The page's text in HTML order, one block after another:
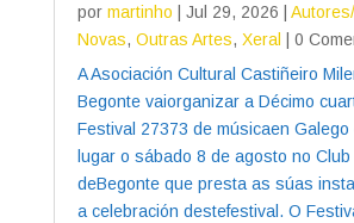
por martinho Jul 29, 2026
Novas, Outras Artes, Xeral
| 0
A Asociación Cultural Castiñeiro
Begonte vaiorganizar a Décimo
Festival 27373 de músicaen Galego
lugar o sábado 8 de agosto no Club
deBegonte que presta as súas
a celebración destefestival. O